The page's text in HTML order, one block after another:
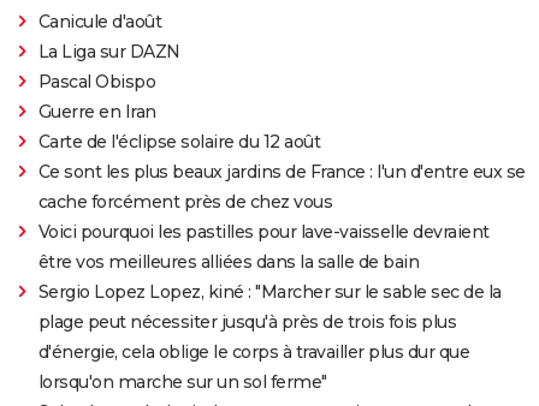
Canicule d'août
La Liga sur DAZN
Pascal Obispo
Guerre en Iran
Carte de l'éclipse solaire du 12 août
Ce sont les plus beaux jardins de France : l'un d'entre eux se
cache forcément près de chez vous
Voici pourquoi les pastilles pour lave-vaisselle devraient
être vos meilleures alliées dans la salle de bain
Sergio Lopez Lopez, kiné : "Marcher sur le sable sec de la
plage peut nécessiter jusqu'à près de trois fois plus
d'énergie, cela oblige le corps à travailler plus dur que
lorsqu'on marche sur un sol ferme"